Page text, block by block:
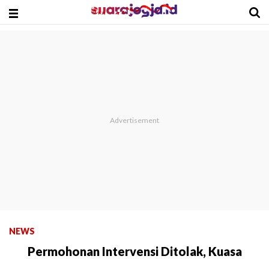
NEWS
Permohonan Intervensi Ditolak, Kuasa